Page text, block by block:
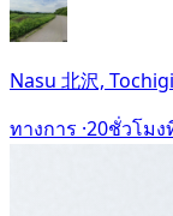
Nasu 北沢, Tochigi
ทางการ ·20ชั่วโมง